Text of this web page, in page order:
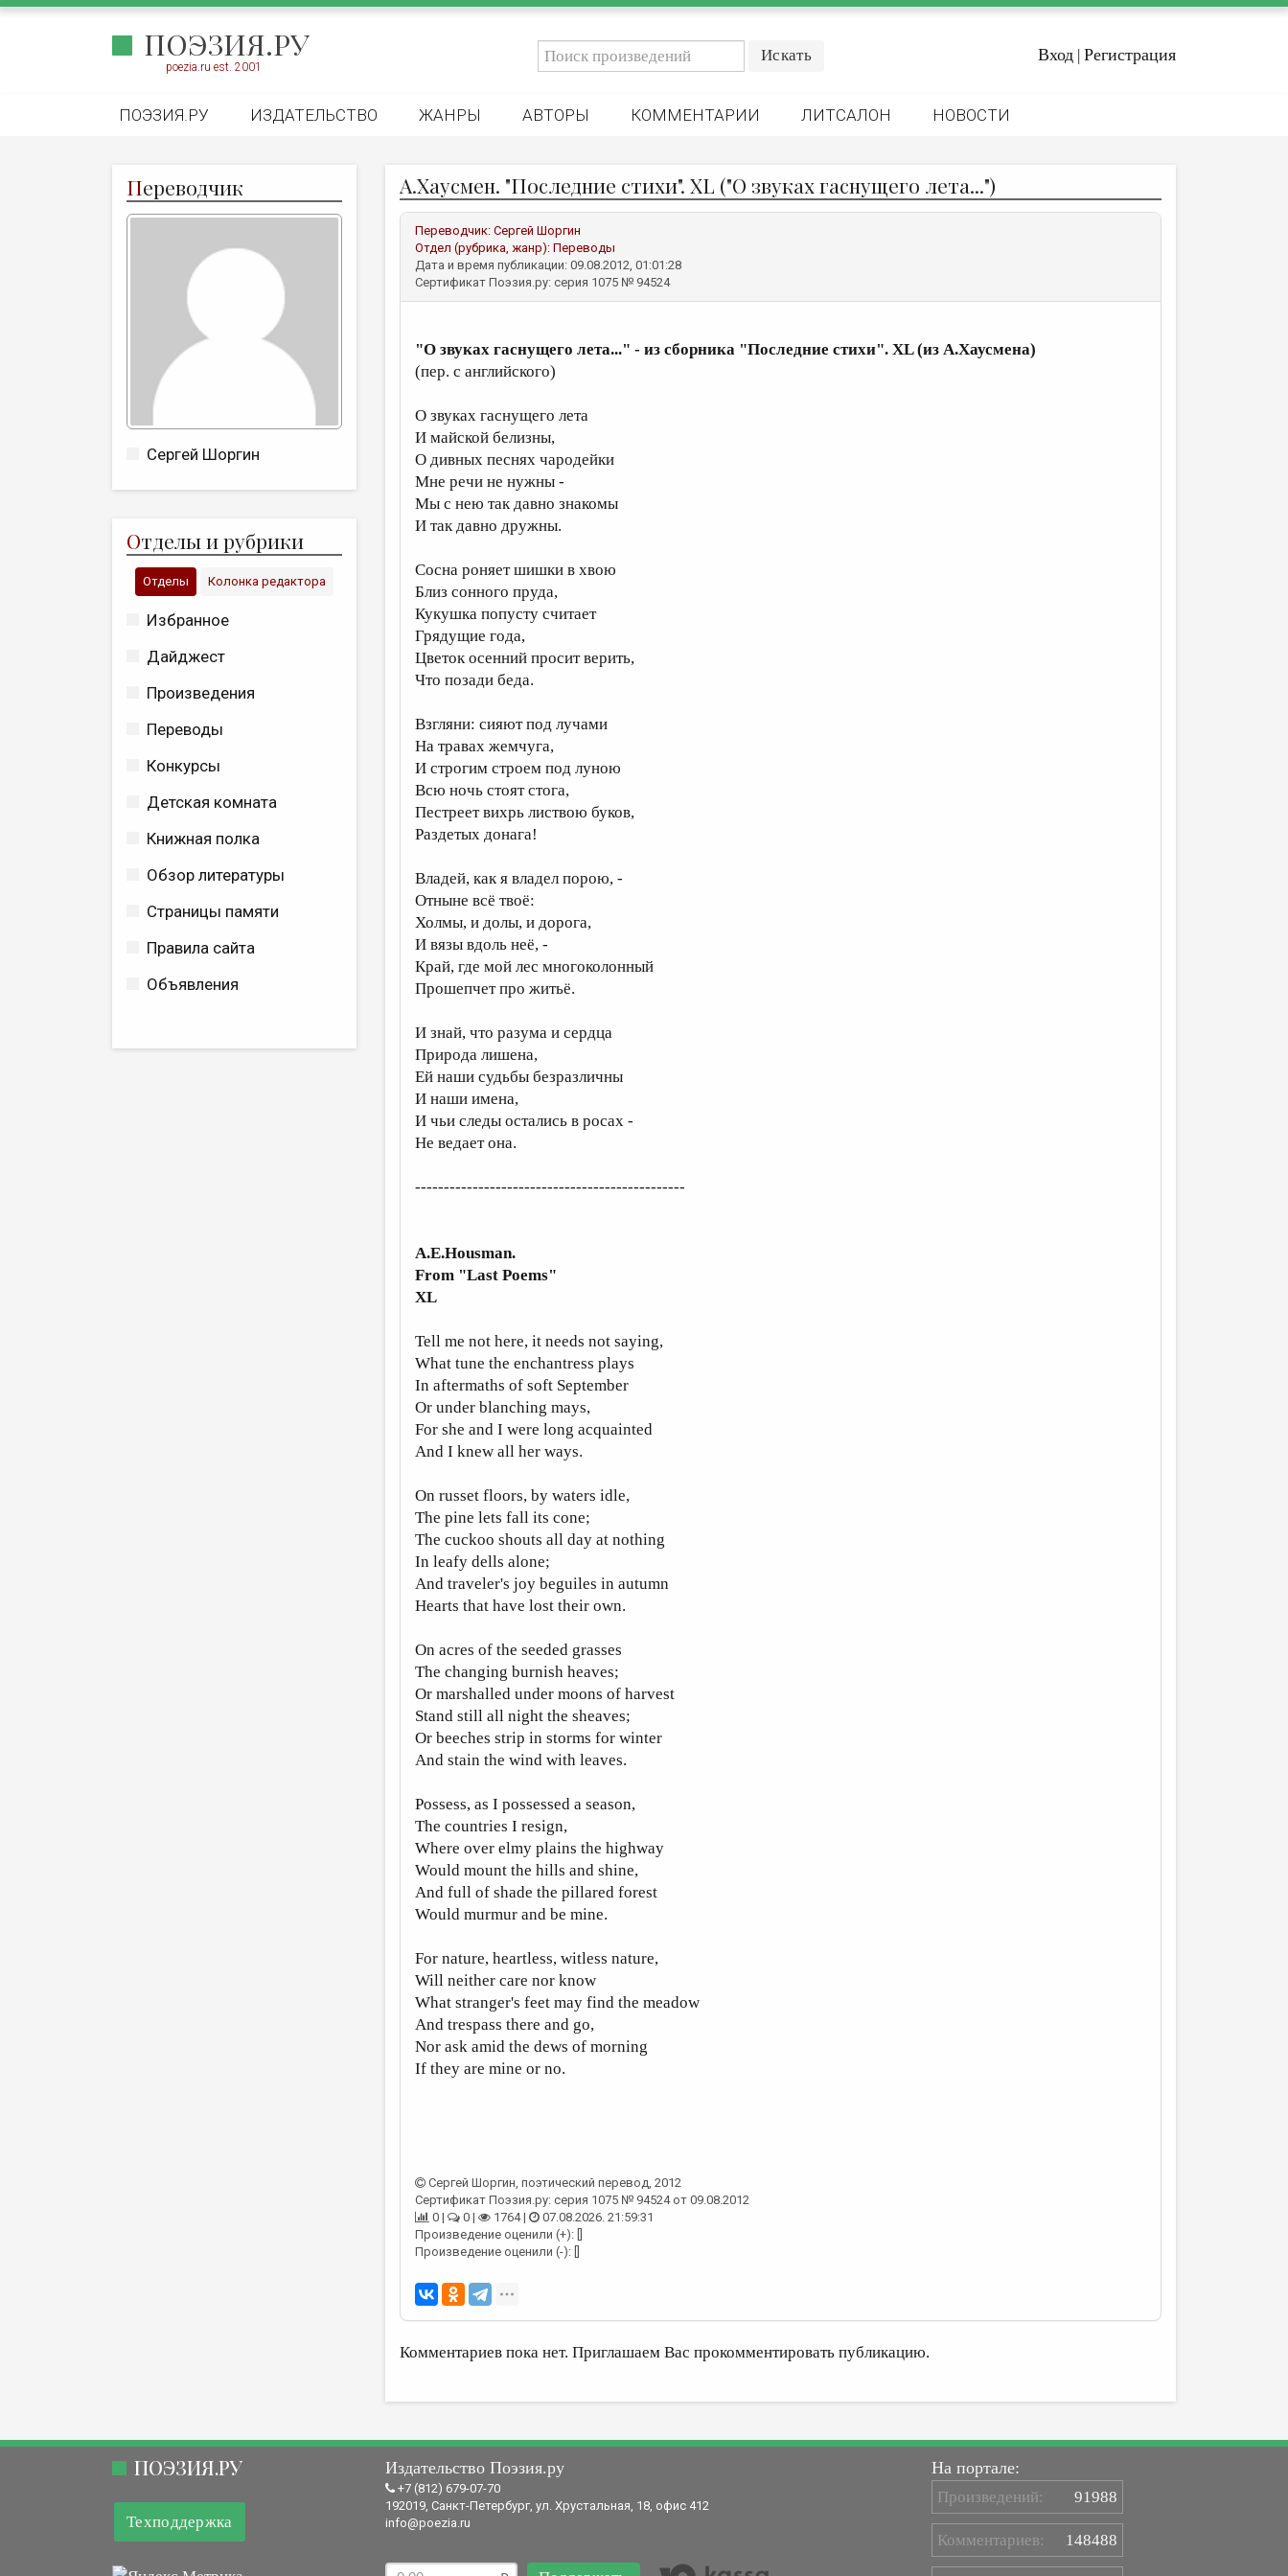
ПОЭЗИЯ.РУ
poezia.ru est. 2001
Вход | Регистрация
ПОЭЗИЯ.РУ ИЗДАТЕЛЬСТВО ЖАНРЫ АВТОРЫ КОММЕНТАРИИ ЛИТСАЛОН НОВОСТИ
Переводчик
Сергей Шоргин
Отделы и рубрики
Отделы Колонка редактора
Избранное
Дайджест
Произведения
Переводы
Конкурсы
Детская комната
Книжная полка
Обзор литературы
Страницы памяти
Правила сайта
Объявления
А.Хаусмен. "Последние стихи". XL ("О звуках гаснущего лета...")
Переводчик: Сергей Шоргин
Отдел (рубрика, жанр): Переводы
Дата и время публикации: 09.08.2012, 01:01:28
Сертификат Поэзия.ру: серия 1075 № 94524
"О звуках гаснущего лета..." - из сборника "Последние стихи". XL (из А.Хаусмена)
(пер. с английского)
О звуках гаснущего лета
И майской белизны,
О дивных песнях чародейки
Мне речи не нужны -
Мы с нею так давно знакомы
И так давно дружны.
Сосна роняет шишки в хвою
Близ сонного пруда,
Кукушка попусту считает
Грядущие года,
Цветок осенний просит верить,
Что позади беда.
Взгляни: сияют под лучами
На травах жемчуга,
И строгим строем под луною
Всю ночь стоят стога,
Пестреет вихрь листвою буков,
Раздетых донага!
Владей, как я владел порою, -
Отныне всё твоё:
Холмы, и долы, и дорога,
И вязы вдоль неё, -
Край, где мой лес многоколонный
Прошепчет про житьё.
И знай, что разума и сердца
Природа лишена,
Ей наши судьбы безразличны
И наши имена,
И чьи следы остались в росах -
Не ведает она.
-----------------------------------------------
A.E.Housman.
From "Last Poems"
XL
Tell me not here, it needs not saying,
What tune the enchantress plays
In aftermaths of soft September
Or under blanching mays,
For she and I were long acquainted
And I knew all her ways.
On russet floors, by waters idle,
The pine lets fall its cone;
The cuckoo shouts all day at nothing
In leafy dells alone;
And traveler's joy beguiles in autumn
Hearts that have lost their own.
On acres of the seeded grasses
The changing burnish heaves;
Or marshalled under moons of harvest
Stand still all night the sheaves;
Or beeches strip in storms for winter
And stain the wind with leaves.
Possess, as I possessed a season,
The countries I resign,
Where over elmy plains the highway
Would mount the hills and shine,
And full of shade the pillared forest
Would murmur and be mine.
For nature, heartless, witless nature,
Will neither care nor know
What stranger's feet may find the meadow
And trespass there and go,
Nor ask amid the dews of morning
If they are mine or no.
Сергей Шоргин, поэтический перевод, 2012
Сертификат Поэзия.ру: серия 1075 № 94524 от 09.08.2012
0 |
0 | 1764 |
07.08.2026. 21:59:31
Произведение оценили (+): []
Произведение оценили (-): []
Комментариев пока нет. Приглашаем Вас прокомментировать публикацию.
ПОЭЗИЯ.РУ
Техподдержка
Издательство Поэзия.ру
+7 (812) 679-07-70
192019, Санкт-Петербург, ул. Хрустальная, 18, офис 412
info@poezia.ru
На портале:
Произведений: 91988
Комментариев: 148488